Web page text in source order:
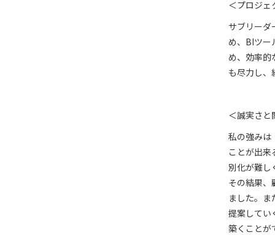
＜プロジェ
サブリーダ
め、BIツー
め、効率的
も尽力し、
＜誠実さと
私の強みは
ことが出
別化が難し
その結果、
ました。
提案してい
築くことが